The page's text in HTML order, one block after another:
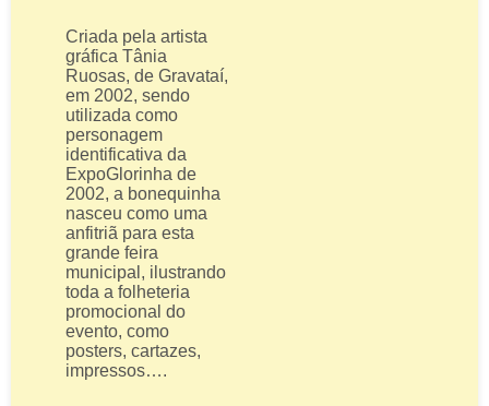
Criada pela artista
gráfica Tânia
Ruosas, de Gravataí,
em 2002, sendo
utilizada como
personagem
identificativa da
ExpoGlorinha de
2002, a bonequinha
nasceu como uma
anfitriã para esta
grande feira
municipal, ilustrando
toda a folheteria
promocional do
evento, como
posters, cartazes,
impressos….